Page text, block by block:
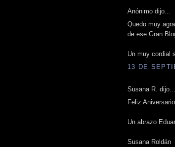
Anónimo dijo...
Quedo muy
de ese Gran
Un muy cordial
13 DE
Susana R. dijo...
Feliz
Un abrazo
Susana Roldán